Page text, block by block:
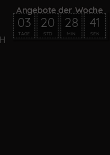
03
TAGE
20
STD
28
MIN
41
SEK